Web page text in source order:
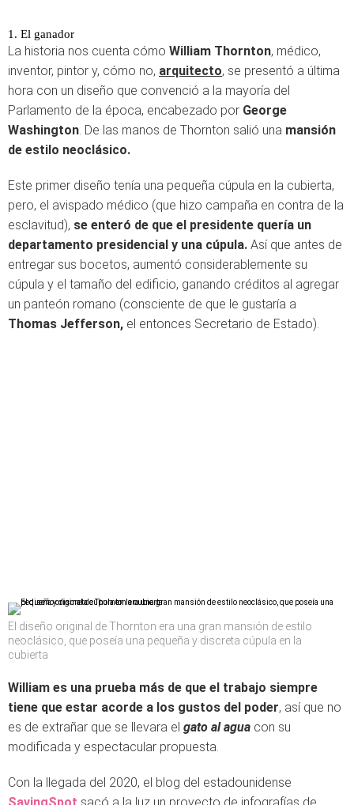
1. El ganador
La historia nos cuenta cómo William Thornton, médico,
inventor, pintor y, cómo no, arquitecto, se presentó a última
hora con un diseño que convenció a la mayoría del
Parlamento de la época, encabezado por George
Washington. De las manos de Thornton salió una mansión
de estilo neoclásico.
Este primer diseño tenía una pequeña cúpula en la cubierta,
pero, el avispado médico (que hizo campaña en contra de la
esclavitud), se enteró de que el presidente quería un
departamento presidencial y una cúpula. Así que antes de
entregar sus bocetos, aumentó considerablemente su
cúpula y el tamaño del edificio, ganando créditos al agregar
un panteón romano (consciente de que le gustaría a
Thomas Jefferson, el entonces Secretario de Estado).
El diseño original de Thornton era una gran mansión de estilo
neoclásico, que poseía una pequeña y discreta cúpula en la
cubierta
William es una prueba más de que el trabajo siempre
tiene que estar acorde a los gustos del poder, así que no
es de extrañar que se llevara el gato al agua con su
modificada y espectacular propuesta.
Con la llegada del 2020, el blog del estadounidense